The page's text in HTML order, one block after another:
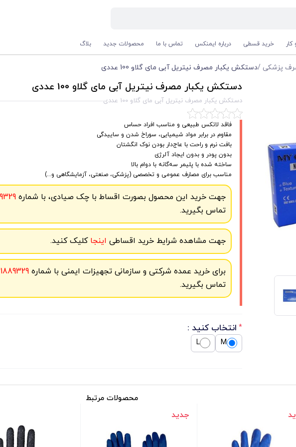
خرید قسطی درباره ایمنکس تماس با ما محصولات جدید بلاگ
پزشکی /دستکش یکبار مصرف نیتریل آبی مای گلاو 100 عددی
دستکش یکبار مصرف نیتریل آبی مای گلاو 100 عددی
دستکش یکبار مصرف نیتریل آبی مای گلاو 100 عددی
فاقد لاتکس طبیعی و مناسب افراد حساس
مقاوم در برابر مواد شیمیایی، سوراخ شدن و ساییدگی
بافت نرم و راحت با عاج‌دار بودن نوک انگشتان
بدون پودر و بدون ایجاد آلرژی
ساخته شده با پلیمر سه‌گانه با دوام بالا
مناسب برای مصارف عمومی و تخصصی (پزشکی، صنعتی، آزمایشگاهی و...)
جهت خرید این محصول بصورت اقساط با چک صیادی، با شماره
تماس بگیرید.
جهت مشاهده شرایط خرید اقساطی اینجاکلیک کنید.
برای خرید عمده شرکتی و سازمانی تجهیزات ایمنی با شماره
تماس بگیرید.
* انتخاب کنید :
M
L
محصولات مرتبط
جدید